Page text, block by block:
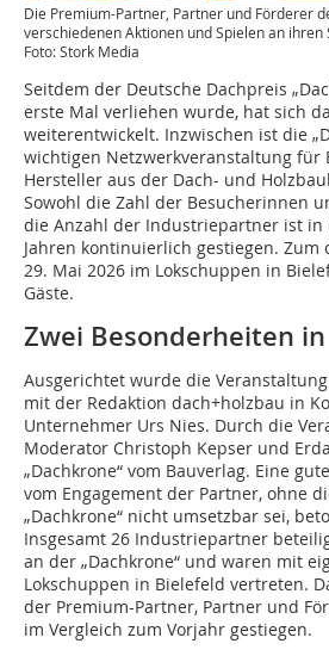
Die Premium-Partner, Partner und Förderer
verschiedenen Aktionen und Spielen an ihren
Foto: Stork Media
Seitdem der Deutsche Dachpreis
erste Mal verliehen wurde, hat sich
weiterentwickelt. Inzwischen ist die
wichtigen Netzwerkveranstaltung für
Hersteller aus der Dach- und
Sowohl die Zahl der Besucherinnen
die Anzahl der Industriepartner ist in
Jahren kontinuierlich gestiegen. Zum
29. Mai 2026 im Lokschuppen in
Gäste.
Zwei Besonderheiten
Ausgerichtet wurde die
mit der Redaktion dach+holzbau in
Unternehmer Urs Nies. Durch die
Moderator Christoph ­Kepser und
„Dachkrone“ vom Bauverlag. Eine
vom Engagement der Partner, ohne
„Dachkrone“ nicht umsetzbar sei,
Insgesamt 26 Industriepartner
an der „Dachkrone“ und waren mit
Lokschuppen in Bielefeld vertreten.
der Premium-Partner, Partner und
im Vergleich zum Vorjahr gestiegen.